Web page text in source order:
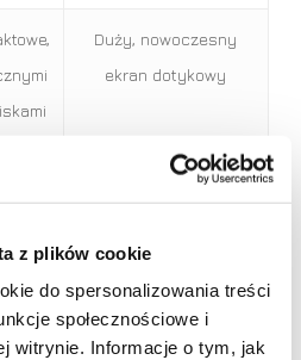
z plików cookie
do spersonalizowania treści
społecznościowe i
witrynie. Informacje o tym, jak
w koszyku.
Duży, nowoczesny
ekran dotykowy
Zaawansowane: ekran,
GPS, kamera cofania,
aplikacje
Android Auto, Apple